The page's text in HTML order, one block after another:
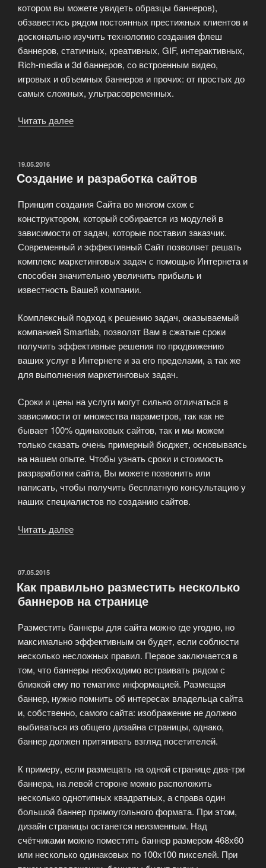
котором вы можете увидеть образцы баннеров),
обзавестись рядом постоянных престижных клиентов и
досконально изучить технологию создания флеш
баннеров, статичных, креативных, GIF, интерактивных,
Rich-media и 3d баннеров, со встроенным видео,
игровых и объемных баннеров и прочих: от простых до
самых сложных, ультрасовременных.
Читать далее
убедительно!»
ОПУБЛИКОВАНО
19.05.2016
Cоздание и разработка сайтов
Принцип создания Сайта во многом схож с
конструктором, который собирается из модулей в
зависимости от задач, которые поставил заказчик.
Современный и эффективный Сайт позволяет решать
комплекс маркетинговых задач с помощью Интернета и
способен значительно увеличить прибыль и
известность Вашей компании.
Комплексный подход к решению задач, оказываемый
компанией Smartlab, позволят Вам в сжатые сроки
получить эффективные решения по продвижению
ваших услуг в Интернете и за его пределами, а так же
для выполнения маркетинговых задач.
Сроки и цены на услуги могут сильно отличаться в
зависимости от множества параметров, так как не
бывает 100% одинаковых сайтов, так и мы можем
только сказать очень примерный бюджет, основываясь
на нашем опыте. Чтобы узнать сроки и стоимость
разраработки сайта, Вы можете позвонить или
написать, чтобы получить бесплатную консультацию у
наших специалистов по созданию сайтов.
Читать далее
ОПУБЛИКОВАНО
07.05.2015
Как правильно разместить несколько
баннеров на странице
Разместить баннеры для сайта можно где угодно, но
максимально эффективным он будет, если соблюсти
несколько несложных правил. Первое заключается в
том, что баннеры необходимо встраивать рядом с
близкой ему по тематике информацией. Размещая
баннер, нужно помнить об интересах владельца сайта
и, собственно, самого сайта: изображение не должно
выбиваться из общего дизайна страницы, однако,
баннер должен притягивать взгляд посетителей.
К примеру, если размещать на одной странице два-три
баннера, на левой стороне можно расположить
несколько однотипных квадратных, а справа один
большой баннер прямоугольного формата. При этом,
дизайн страницы останется неизменным. Над
счётчиками можно поместить баннер размером 468х60
или несколько одинаковых по 100х100 пикселей. При